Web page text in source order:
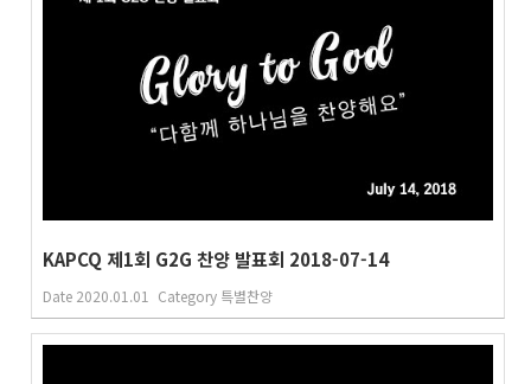
KAPCQ 제1회 G2G 찬양 발표회 2018-07-14
Date 2020.01.01 Category 특별찬양